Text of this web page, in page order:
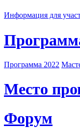
Информация для
Программа 2022
Место
Форум